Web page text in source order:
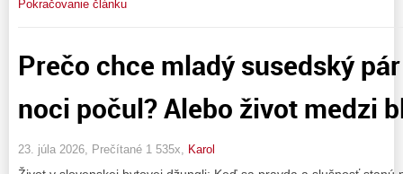
Pokračovanie článku
Prečo chce mladý susedský
noci počul? Alebo život medzi
23. júla 2026, Prečítané 1 535x, Karol